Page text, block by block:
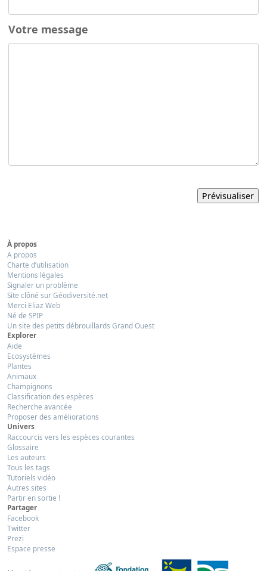
Votre message
À propos
A propos
Charte d’utilisation
Mentions légales
Signaler un problème
Site clôné sur Géodiversité.net
Merci Eliaz Web
Né de SPIP
Un site des petits débrouillards Grand Ouest
Explorer
Aide
Ecosystèmes
Plantes
Animaux
Champignons
Classification des espèces
Recherche avancée
Proposer des améliorations
Univers
Raccourcis vers les espèces courantes
Glossaire
Les auteurs
Tous les tags
Tutoriels vidéo
Autres sites
Partir en sortie !
Partager
Facebook
Twitter
Prezi
Espace presse